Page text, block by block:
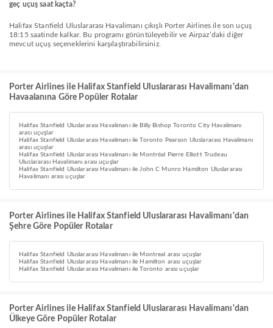
geç uçuş saat kaçta?
Halifax Stanfield Uluslararası Havalimanı çıkışlı Porter Airlines ile son uçuş
18:15 saatinde kalkar. Bu programı görüntüleyebilir ve Airpaz’daki diğer
mevcut uçuş seçeneklerini karşılaştırabilirsiniz.
Porter Airlines ile Halifax Stanfield Uluslararası Havalimanı'dan
Havaalanına Göre Popüler Rotalar
Halifax Stanfield Uluslararası Havalimanı ile Billy Bishop Toronto City Havalimanı
arası uçuşlar
Halifax Stanfield Uluslararası Havalimanı ile Toronto Pearson Uluslararası Havalimanı
arası uçuşlar
Halifax Stanfield Uluslararası Havalimanı ile Montréal Pierre Elliott Trudeau
Uluslararası Havalimanı arası uçuşlar
Halifax Stanfield Uluslararası Havalimanı ile John C Munro Hamilton Uluslararası
Havalimanı arası uçuşlar
Porter Airlines ile Halifax Stanfield Uluslararası Havalimanı'dan
Şehre Göre Popüler Rotalar
Halifax Stanfield Uluslararası Havalimanı ile Montreal arası uçuşlar
Halifax Stanfield Uluslararası Havalimanı ile Hamilton arası uçuşlar
Halifax Stanfield Uluslararası Havalimanı ile Toronto arası uçuşlar
Porter Airlines ile Halifax Stanfield Uluslararası Havalimanı'dan
Ülkeye Göre Popüler Rotalar